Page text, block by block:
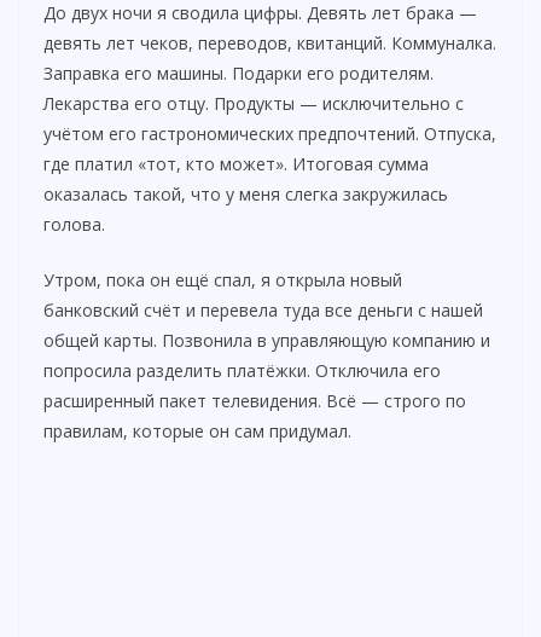
V
i
d
e
o
До двух ночи я сводила цифры. Девять лет брака —
девять лет чеков, переводов, квитанций. Коммуналка.
Заправка его машины. Подарки его родителям.
Лекарства его отцу. Продукты — исключительно с
учётом его гастрономических предпочтений. Отпуска,
где платил «тот, кто может». Итоговая сумма
оказалась такой, что у меня слегка закружилась
голова.
Утром, пока он ещё спал, я открыла новый
банковский счёт и перевела туда все деньги с нашей
общей карты. Позвонила в управляющую компанию и
попросила разделить платёжки. Отключила его
расширенный пакет телевидения. Всё — строго по
правилам, которые он сам придумал.